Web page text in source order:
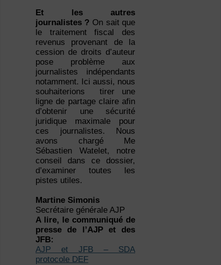
Et les autres
journalistes ? On sait que
le traitement fiscal des
revenus provenant de la
cession de droits d’auteur
pose problème aux
journalistes indépendants
notamment. Ici aussi, nous
souhaiterions tirer une
ligne de partage claire afin
d’obtenir une sécurité
juridique maximale pour
ces journalistes. Nous
avons chargé Me
Sébastien Watelet, notre
conseil dans ce dossier,
d’examiner toutes les
pistes utiles.
Martine Simonis
Secrétaire générale AJP
A lire, le communiqué de
presse de l’AJP et des
JFB:
AJP et JFB – SDA
protocole DEF